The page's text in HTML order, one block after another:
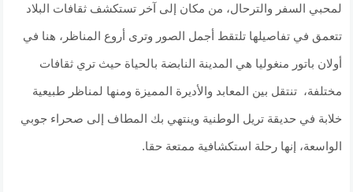
لمحبي السفر والترحال، من مكان إلى آخر تستكشف ثقافات البلاد
تتعمق في تفاصيلها تلتقط أجمل الصور وترى أروع المناظر، هنا في
أولان باتور منغوليا هي المدينة النابضة بالحياة حيث تري ثقافات
مختلفة، تنتقل بين المعابد والأديرة المميزة ومنها لمناظر طبيعية
خلابة في حديقة تريل الوطنية وينتهي بك المطاف إلى صحراء جوبي
الواسعة، إنها رحلة استكشافية ممتعة حقا.